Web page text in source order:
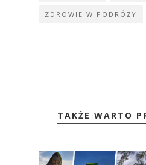
ZDROWIE W PODRÓŻY
TAKŻE WARTO